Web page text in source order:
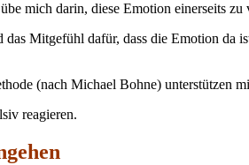
mich darin, diese Emotion einerseits
das Mitgefühl dafür, dass die Emotion
(nach Michael Bohne) unterstützen
reagieren.